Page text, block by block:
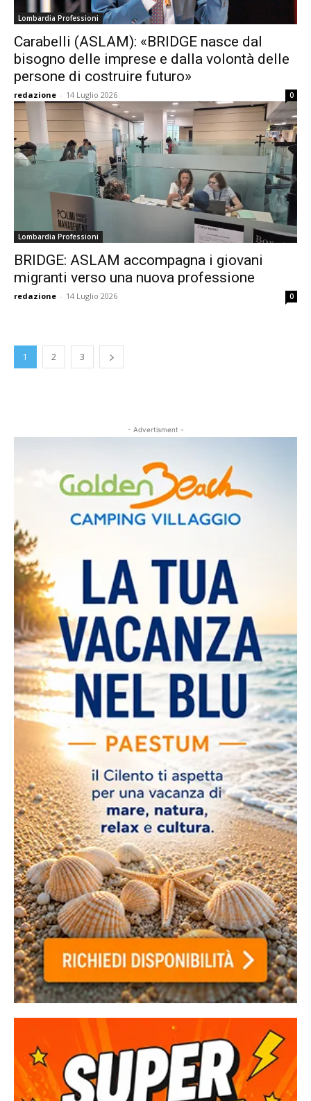
Lombardia Professioni
Carabelli (ASLAM): «BRIDGE nasce dal
bisogno delle imprese e dalla volontà delle
persone di costruire futuro»
redazione - 14 Luglio 2026 0
Lombardia Professioni
BRIDGE: ASLAM accompagna i giovani
migranti verso una nuova professione
redazione - 14 Luglio 2026 0
1 2 3
- Advertisment -